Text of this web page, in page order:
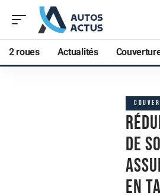
2 roues Actualités
de
en